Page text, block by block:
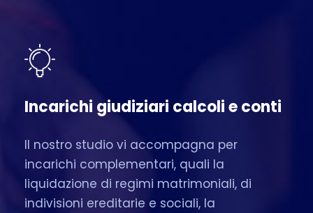
Incarichi giudiziari calcoli e conti
Il nostro studio vi accompagna per
incarichi complementari, quali la
liquidazione di regimi matrimoniali, di
indivisioni ereditarie e sociali, la